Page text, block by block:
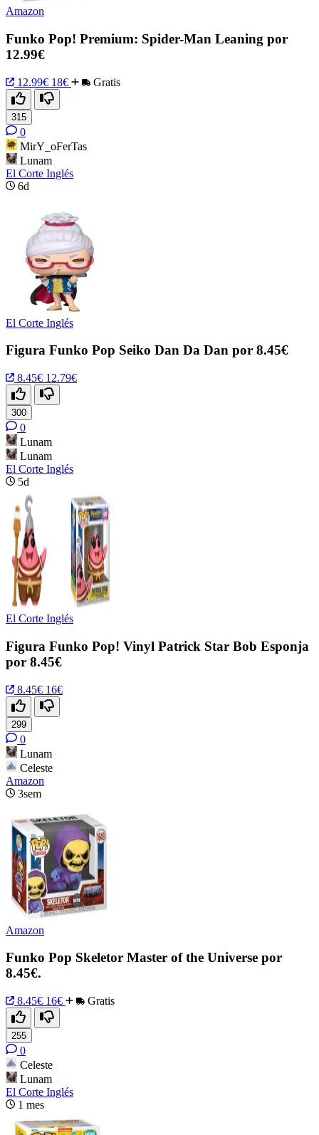
Amazon
Funko Pop! Premium: Spider-Man Leaning por
12.99€
12.99€ 18€ Gratis
315
0
MirY_oFerTas
Lunam
El Corte Inglés
6d
El Corte Inglés
Figura Funko Pop Seiko Dan Da Dan por 8.45€
8.45€ 12.79€
300
0
Lunam
Lunam
El Corte Inglés
5d
El Corte Inglés
Figura Funko Pop! Vinyl Patrick Star Bob Esponja
por 8.45€
8.45€ 16€
299
0
Lunam
Celeste
Amazon
3sem
Amazon
Funko Pop Skeletor Master of the Universe por
8.45€.
8.45€ 16€ Gratis
255
0
Celeste
Lunam
El Corte Inglés
1 mes